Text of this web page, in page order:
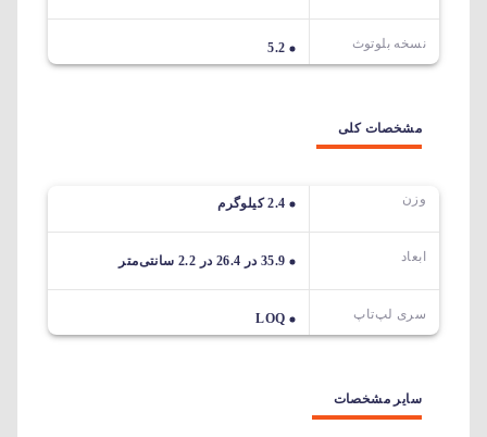
نسخه بلوتوث 5.2
مشخصات کلی
وزن 2.4 کیلوگرم
ابعاد 35.9 در 26.4 در 2.2 سانتی‌متر
سری لپ‌تاپ LOQ
سایر مشخصات